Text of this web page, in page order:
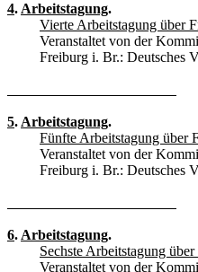
4. Arbeitstagung.
Vierte Arbeitstagung über
Veranstaltet von der
Freiburg i. Br.: Deutsches
5. Arbeitstagung.
Fünfte Arbeitstagung über
Veranstaltet von der
Freiburg i. Br.: Deutsches
6. Arbeitstagung.
Sechste Arbeitstagung
Veranstaltet von der